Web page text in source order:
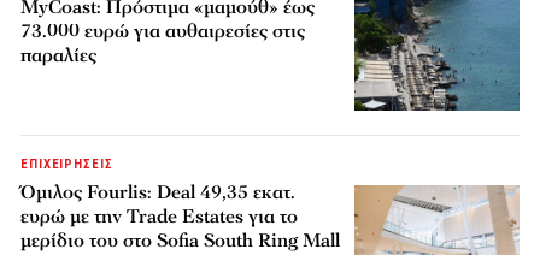
MyCoast: Πρόστιμα «μαμούθ» έως
73.000 ευρώ για αυθαιρεσίες στις
παραλίες
ΕΠΙΧΕΙΡΗΣΕΙΣ
Όμιλος Fourlis: Deal 49,35 εκατ.
ευρώ με την Trade Estates για το
μερίδιο του στο Sofia South Ring Mall